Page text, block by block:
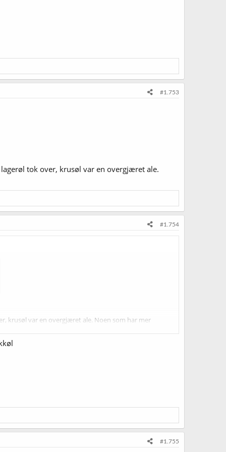
#1.753
tok over, krusøl var en overgjæret ale.
#1.754
krusøl var en overgjæret ale. Noen som har mer
#1.755